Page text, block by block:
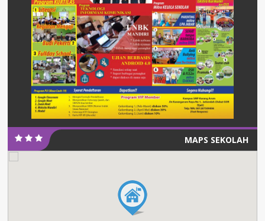
MAPS SEKOLAH